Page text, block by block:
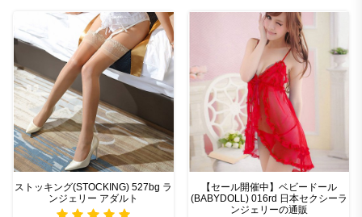
ストッキング(STOCKING) 527bg ラ
ンジェリー アダルト
【セール開催中】ベビードール
(BABYDOLL) 016rd 日本セクシーラ
ンジェリーの通販